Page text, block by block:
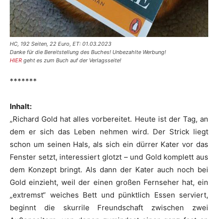
HC, 192 Seiten, 22 Euro, ET: 01.03.2023
Danke für die Bereitstellung des Buches! Unbezahlte Werbung!
HIER geht es zum Buch auf der Verlagsseite!
*******
Inhalt:
„Richard Gold hat alles vorbereitet. Heute ist der Tag, an
dem er sich das Leben nehmen wird. Der Strick liegt
schon um seinen Hals, als sich ein dürrer Kater vor das
Fenster setzt, interessiert glotzt – und Gold komplett aus
dem Konzept bringt. Als dann der Kater auch noch bei
Gold einzieht, weil der einen großen Fernseher hat, ein
„extremst“ weiches Bett und pünktlich Essen serviert,
beginnt die skurrile Freundschaft zwischen zwei